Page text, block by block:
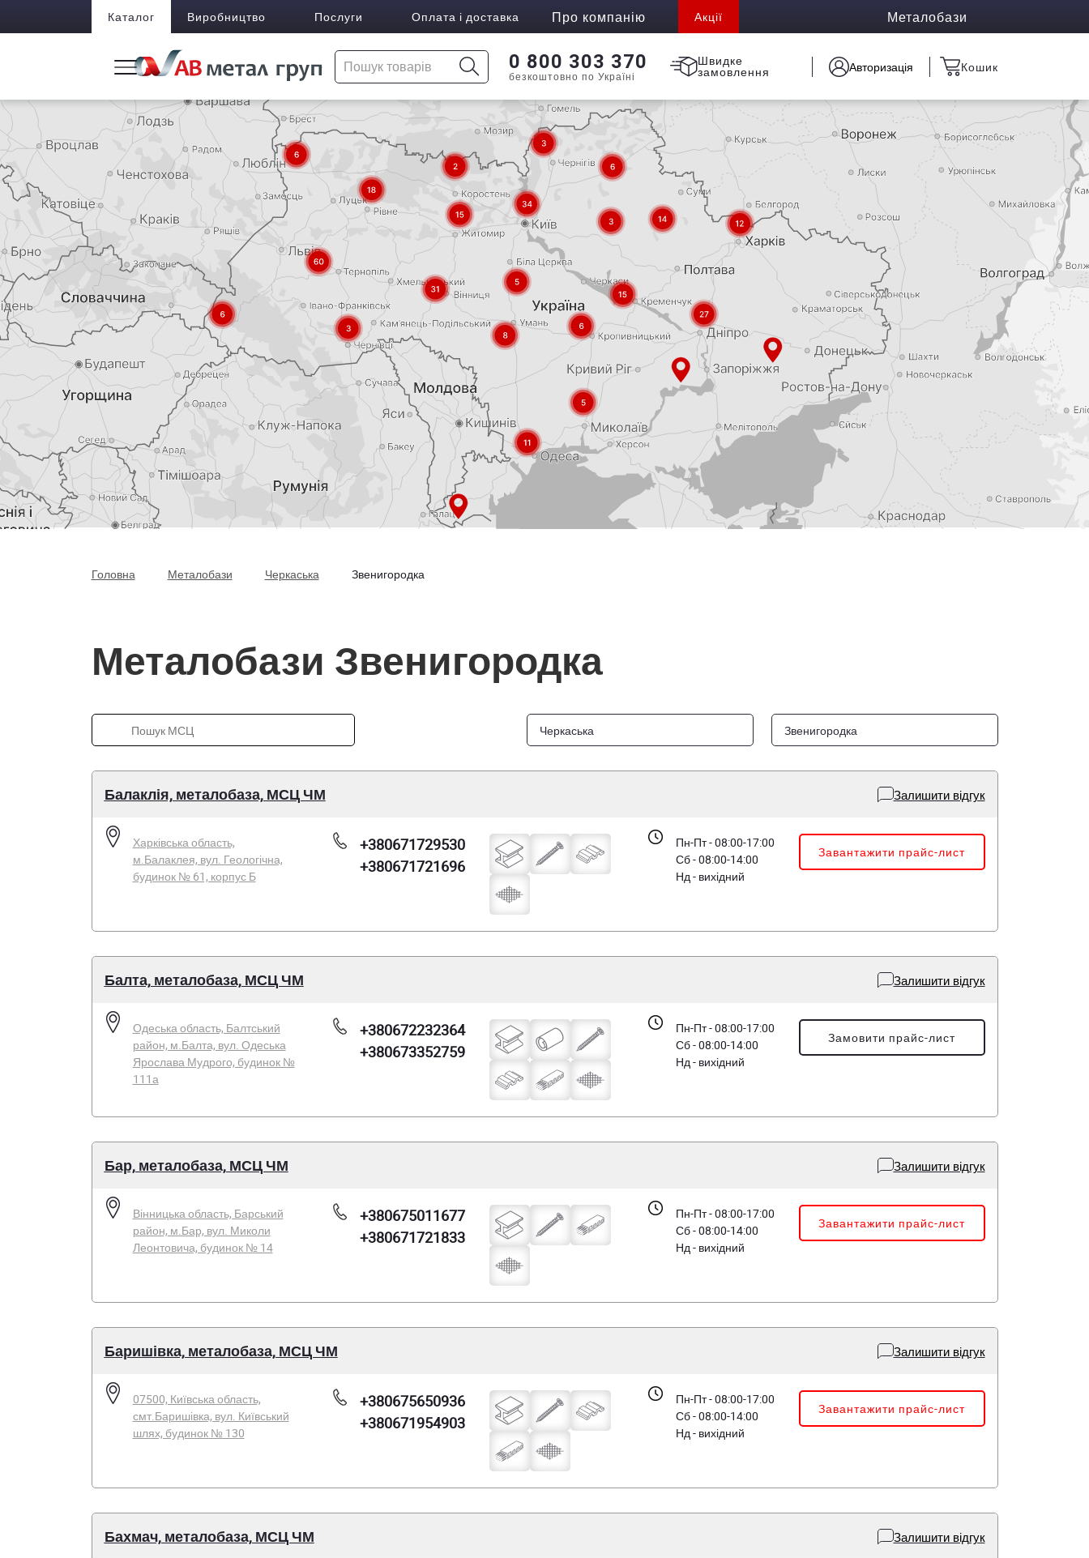
Каталог Виробництво Послуги Оплата і доставка Про компанію Акції Металобази
0 800 303 370
безкоштовно по Україні
Швидке
замовлення Авторизація Кошик
Головна Металобази Черкаська Звенигородка
Металобази Звенигородка
Черкаська Звенигородка
Балаклія, металобаза, МСЦ ЧМ Залишити відгук
Харківська область,
м.Балаклея, вул. Геологічна,
будинок № 61, корпус Б
+380671729530
+380671721696
Пн-Пт - 08:00-17:00
Сб - 08:00-14:00
Нд - вихідний
Завантажити прайс-лист
Балта, металобаза, МСЦ ЧМ Залишити відгук
Одеська область, Балтський
район, м.Балта, вул. Одеська
Ярослава Мудрого, будинок №
111а
+380672232364
+380673352759
Пн-Пт - 08:00-17:00
Сб - 08:00-14:00
Нд - вихідний
Замовити прайс-лист
Бар, металобаза, МСЦ ЧМ Залишити відгук
Вінницька область, Барський
район, м.Бар, вул. Миколи
Леонтовича, будинок № 14
+380675011677
+380671721833
Пн-Пт - 08:00-17:00
Сб - 08:00-14:00
Нд - вихідний
Завантажити прайс-лист
Баришівка, металобаза, МСЦ ЧМ Залишити відгук
07500, Київська область,
смт.Баришівка, вул. Київський
шлях, будинок № 130
+380675650936
+380671954903
Пн-Пт - 08:00-17:00
Сб - 08:00-14:00
Нд - вихідний
Завантажити прайс-лист
Бахмач, металобаза, МСЦ ЧМ Залишити відгук